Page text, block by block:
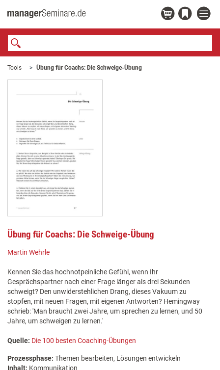
Tools Übung für Coachs: Die Schweige-Übung
Übung für Coachs: Die Schweige-Übung
Martin Wehrle
Kennen Sie das hochnotpeinliche Gefühl, wenn Ihr
Gesprächspartner nach einer Frage länger als drei Sekunden
schweigt? Den unwiderstehlichen Drang, dieses Vakuum zu
stopfen, mit neuen Fragen, mit eigenen Antworten? Hemingway
schrieb: 'Man braucht zwei Jahre, um sprechen zu lernen, und 50
Jahre, um schweigen zu lernen.'
Quelle: Die 100 besten Coaching-Übungen
Prozessphase: Themen bearbeiten, Lösungen entwickeln
Inhalt: Kommunikation